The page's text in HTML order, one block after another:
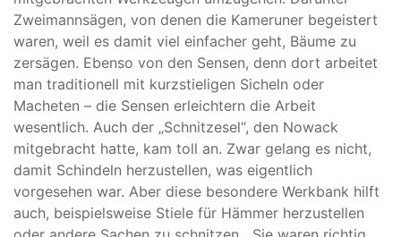
Zweimannsägen, von denen die Kameruner begeistert
waren, weil es damit viel einfacher geht, Bäume zu
zersägen. Ebenso von den Sensen, denn dort arbeitet
man traditionell mit kurzstieligen Sicheln oder
Macheten – die Sensen erleichtern die Arbeit
wesentlich. Auch der „Schnitzesel“, den Nowack
mitgebracht hatte, kam toll an. Zwar gelang es nicht,
damit Schindeln herzustellen, was eigentlich
vorgesehen war. Aber diese besondere Werkbank hilft
auch, beispielsweise Stiele für Hämmer herzustellen